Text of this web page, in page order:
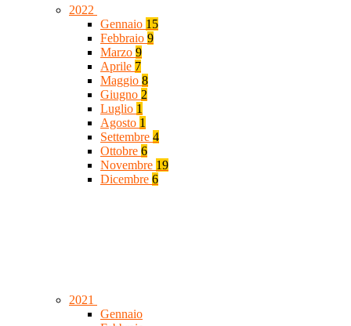
2022
Gennaio 15
Febbraio 9
Marzo 9
Aprile 7
Maggio 8
Giugno 2
Luglio 1
Agosto 1
Settembre 4
Ottobre 6
Novembre 19
Dicembre 6
2021
Gennaio